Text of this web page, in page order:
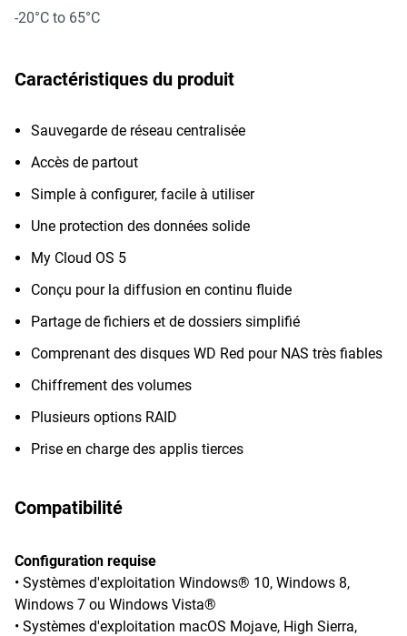
-20°C to 65°C
Caractéristiques du produit
Sauvegarde de réseau centralisée
Accès de partout
Simple à configurer, facile à utiliser
Une protection des données solide
My Cloud OS 5
Conçu pour la diffusion en continu fluide
Partage de fichiers et de dossiers simplifié
Comprenant des disques WD Red pour NAS très fiables
Chiffrement des volumes
Plusieurs options RAID
Prise en charge des applis tierces
Compatibilité
Configuration requise
• Systèmes d'exploitation Windows® 10, Windows 8,
Windows 7 ou Windows Vista®
• Systèmes d'exploitation macOS Mojave, High Sierra,